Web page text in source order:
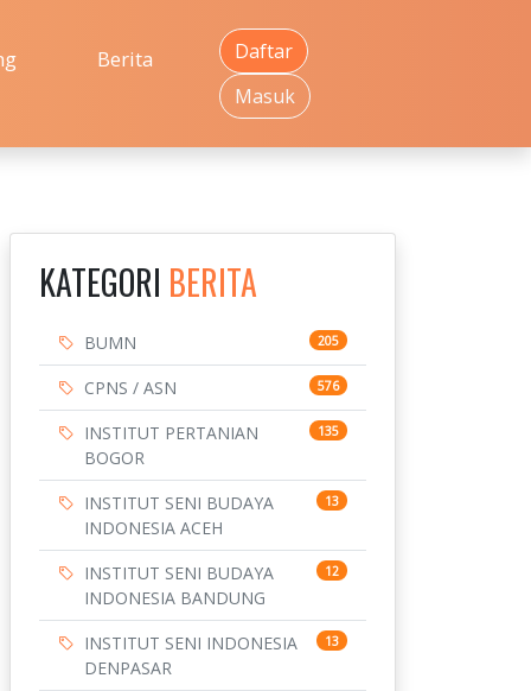
Berita
Daftar
Masuk
KATEGORI BERITA
BUMN 205
CPNS / ASN 576
INSTITUT PERTANIAN
BOGOR
135
INSTITUT SENI BUDAYA
INDONESIA ACEH
13
INSTITUT SENI BUDAYA
INDONESIA BANDUNG
12
INSTITUT SENI INDONESIA
DENPASAR
13